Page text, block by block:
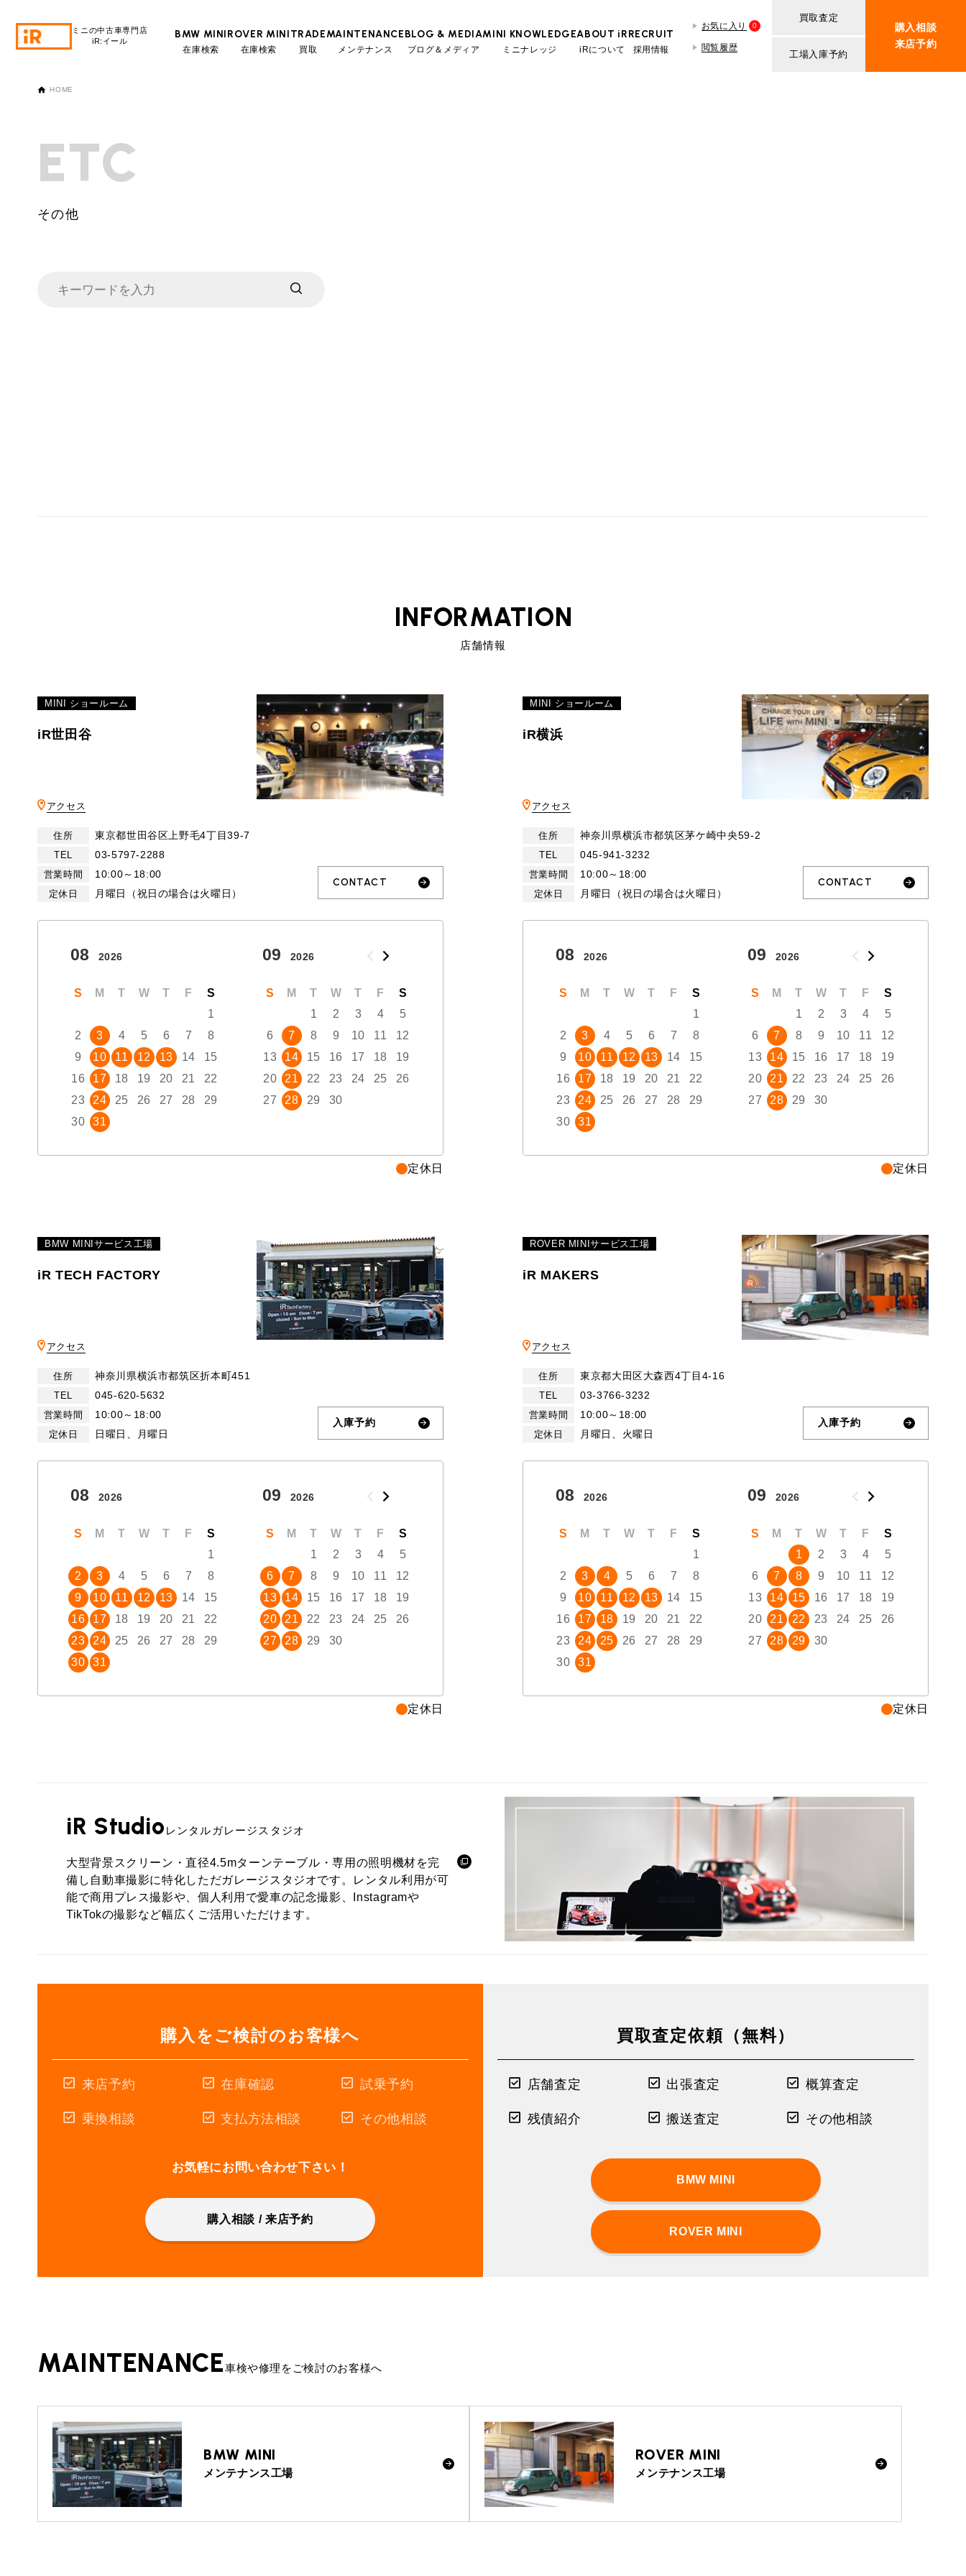
ミニの中古車専門店
iR:イール
BMW MINI
在庫検索
ROVER MINI
在庫検索
TRADE
買取
MAINTENANCE
メンテナンス
BLOG & MEDIA
ブログ＆メディア
MINI KNOWLEDGE
ミニナレッジ
ABOUT iR
iRについて
RECRUIT
採用情報
お気に入り 0
閲覧履歴
買取査定
工場入庫予約
購入相談
来店予約
TRADE 買取
売却手順
MAINTENANCE
リクルート
工場
お問い合わせ
サービス工場
iR TECH FACTORY
サービス工場
MAP
買取
査定依頼
来店予約
HOME
ETC
その他
INFORMATION
店舗情報
MINI ショールーム
iR世田谷
アクセス
住所 東京都世田谷区上野毛4丁目39-7
TEL 03-5797-2288
営業時間 10:00～18:00
定休日 月曜日（祝日の場合は火曜日）
CONTACT
08 2026
S M T W T F
S
1
2
3 4 5 6 7
8
9
10 11 12 13 14
15
16
17 18 19 20 21
22
23
24 25 26 27 28
29
30
31
09 2026
S M T W T F
S
1
2 3 4
5
6
7 8 9 10 11
12
13
14 15 16 17 18
19
20
21 22 23 24 25
26
27
28 29 30
9
10
16
17
22 23
24
29 30 31
定休日
MINI ショールーム
iR横浜
アクセス
住所 神奈川県横浜市都筑区茅ケ崎中央59-2
TEL 045-941-3232
営業時間 10:00～18:00
定休日 月曜日（祝日の場合は火曜日）
CONTACT
08 2026
S M T W T F
S
1
2
3 4 5 6 7
8
9
10 11 12 13 14
15
16
17 18 19 20 21
22
23
24 25 26 27 28
29
30
31
09 2026
S M T W T F
S
1
2 3 4
5
6
7 8 9 10 11
12
13
14 15 16 17 18
19
20
21 22 23 24 25
26
27
28 29 30
定休日
BMW MINIサービス工場
iR TECH FACTORY
アクセス
住所 神奈川県横浜市都筑区折本町451
TEL 045-620-5632
営業時間 10:00～18:00
定休日 日曜日、月曜日
入庫予約
08 2026
S M T W T F
S
1
2
3 4 5 6 7
8
9
10 11 12 13 14
15
16
17 18 19 20 21
22
23
24 25 26 27 28
29
30
31
09 2026
S M T W T F
S
1
2 3 4
5
6
7 8 9 10 11
12
13
14 15 16 17 18
19
20
21 22 23 24 25
26
27
28 29 30
9
10
16
17
22 23
24
29 30 31
定休日
ROVER MINIサービス工場
iR MAKERS
アクセス
住所 東京都大田区大森西4丁目4-16
TEL 03-3766-3232
営業時間 10:00～18:00
定休日 月曜日、火曜日
入庫予約
08 2026
S M T W T F
S
1
2
3 4 5 6 7
8
9
10 11 12 13 14
15
16
17 18 19 20 21
22
23
24 25 26 27 28
29
30
31
09 2026
S M T W T F
S
1
2 3 4
5
6
7 8 9 10 11
12
13
14 15 16 17 18
19
20
21 22 23 24 25
26
27
28 29 30
定休日
iR Studio レンタルガレージスタジオ
大型背景スクリーン・直径4.5mターンテーブル・専用の照明機材を完
備し自動車撮影に特化しただガレージスタジオです。レンタル利用が可
能で商用プレス撮影や、個人利用で愛車の記念撮影、Instagramや
TikTokの撮影など幅広くご活用いただけます。
購入をご検討のお客様へ
来店予約 在庫確認 試乗予約
乗換相談 支払方法相談 その他相談
お気軽にお問い合わせ下さい！
購入相談 / 来店予約
買取査定依頼（無料）
店舗査定 出張査定 概算査定
残債紹介 搬送査定 その他相談
BMW MINI
ROVER MINI
MAINTENANCE車検や修理をご検討のお客様へ
BMW MINI
メンテナンス工場
ROVER MINI
メンテナンス工場